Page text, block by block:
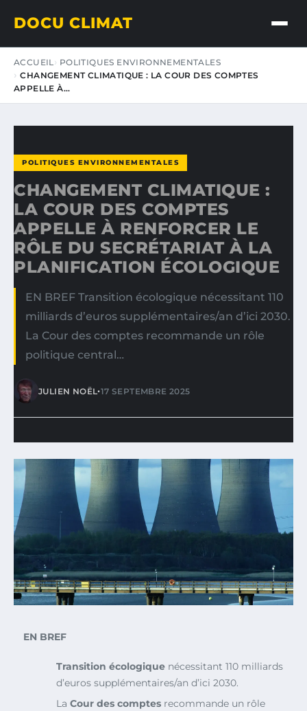
DOCU CLIMAT
ACCUEIL
POLITIQUES ENVIRONNEMENTALES
CHANGEMENT CLIMATIQUE : LA COUR DES COMPTES
APPELLE À…
POLITIQUES ENVIRONNEMENTALES
CHANGEMENT CLIMATIQUE :
LA COUR DES COMPTES
APPELLE À RENFORCER LE
RÔLE DU SECRÉTARIAT À LA
PLANIFICATION ÉCOLOGIQUE
EN BREF Transition écologique nécessitant 110
milliards d’euros supplémentaires/an d’ici 2030.
La Cour des comptes recommande un rôle
politique central…
JULIEN NOËL•17 SEPTEMBRE 2025
EN BREF
Transition écologique nécessitant 110 milliards
d’euros supplémentaires/an d’ici 2030.
La Cour des comptes recommande un rôle